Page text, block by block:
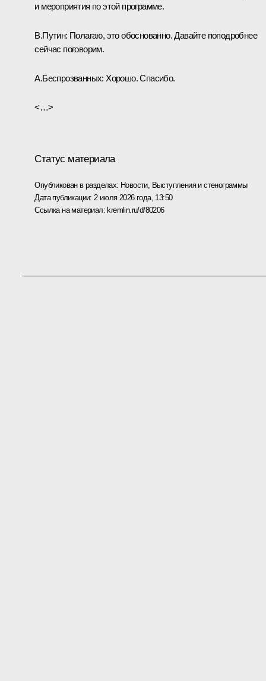
и мероприятия по этой программе.
В.Путин: Полагаю, это обоснованно. Давайте поподробнее
сейчас поговорим.
А.Беспрозванных: Хорошо. Спасибо.
<…>
Статус материала
Опубликован в разделах: Новости, Выступления и стенограммы
Дата публикации: 2 июля 2026 года, 13:50
Ссылка на материал: kremlin.ru/d/80206